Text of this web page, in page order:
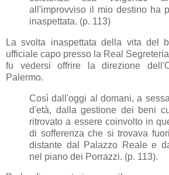
all'improvviso il mio destino ha
inaspettata. (p. 113)
La svolta inaspettata della vita del
ufficiale capo presso la Real
fu vedersi offrire la direzione
Palermo.
Così dall'oggi al domani, a
d'età, dalla gestione dei beni
ritrovato a essere coinvolto in
di sofferenza che si trovava
distante dal Palazzo Reale e
nel piano dei Porrazzi. (p. 113).